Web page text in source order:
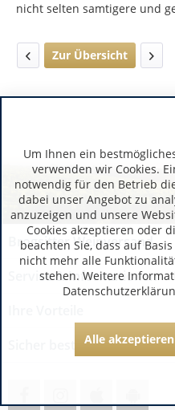
nicht selten samtigere und
Zur Übersicht
Brogsitter Weinversand
Service & Informationen
Sicher bestellen
Um Ihnen ein
verwenden wir Cookies.
notwendig für den Betrieb
dabei unser Angebot zu
anzuzeigen und unsere
Cookies akzeptieren oder
beachten Sie, dass auf
nicht mehr alle
stehen. Weitere
Alle akzeptieren